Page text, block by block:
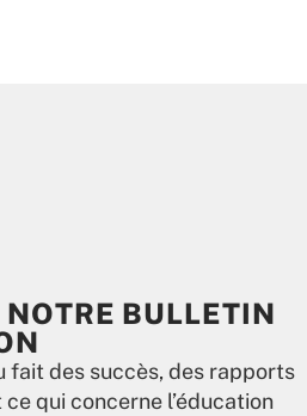
BULLETIN
fait des succès, des rapports
qui concerne l’éducation